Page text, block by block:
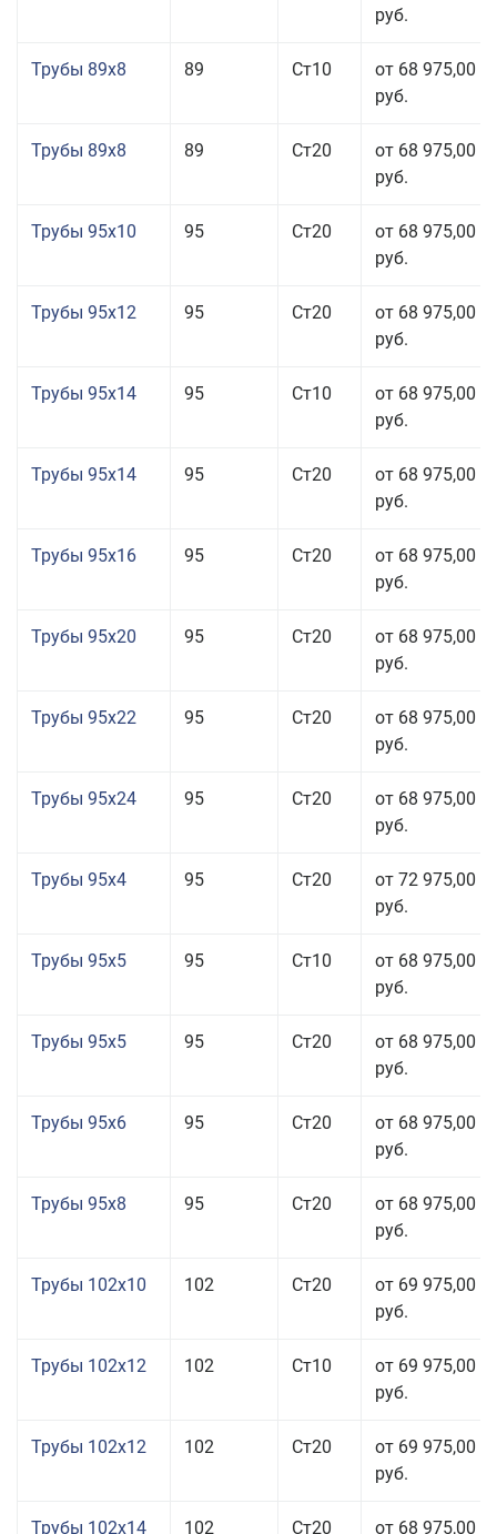
руб.
Трубы 89x8 89 Ст10
от 68 975,00
руб.
Трубы 89x8 89 Ст20
от 68 975,00
руб.
Трубы 95x10 95 Ст20
от 68 975,00
руб.
Трубы 95x12 95 Ст20
от 68 975,00
руб.
Трубы 95x14 95 Ст10
от 68 975,00
руб.
Трубы 95x14 95 Ст20
от 68 975,00
руб.
Трубы 95x16 95 Ст20
от 68 975,00
руб.
Трубы 95x20 95 Ст20
от 68 975,00
руб.
Трубы 95x22 95 Ст20
от 68 975,00
руб.
Трубы 95x24 95 Ст20
от 68 975,00
руб.
Трубы 95x4 95 Ст20
от 72 975,00
руб.
Трубы 95x5 95 Ст10
от 68 975,00
руб.
Трубы 95x5 95 Ст20
от 68 975,00
руб.
Трубы 95x6 95 Ст20
от 68 975,00
руб.
Трубы 95x8 95 Ст20
от 68 975,00
руб.
Трубы 102x10 102 Ст20
от 69 975,00
руб.
Трубы 102x12 102 Ст10
от 69 975,00
руб.
Трубы 102x12 102 Ст20
от 69 975,00
руб.
Трубы 102x14 102 Ст20 от 68 975,00